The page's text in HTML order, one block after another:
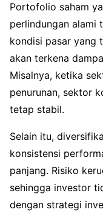
Portofolio saham
perlindungan alami
kondisi pasar yang
akan terkena
Misalnya, ketika
penurunan, sektor
tetap stabil.
Selain itu,
konsistensi
panjang. Risiko
sehingga investor
dengan strategi